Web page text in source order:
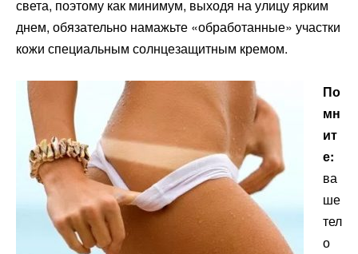
света, поэтому как минимум, выходя на улицу ярким
днем, обязательно намажьте «обработанные» участки
кожи специальным солнцезащитным кремом.
По
мн
ит
е:
ва
ше
тел
о